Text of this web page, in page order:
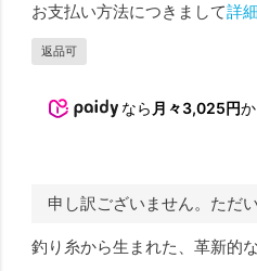
お支払い方法につきまして詳細
返品可
なら 月々3,025円
申し訳ございません。ただ
釣り糸から生まれた、革新的